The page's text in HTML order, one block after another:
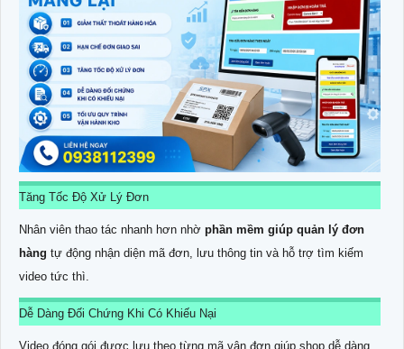
Tăng Tốc Độ Xử Lý Đơn
Nhân viên thao tác nhanh hơn nhờ phần mềm giúp quản lý đơn
hàng tự động nhận diện mã đơn, lưu thông tin và hỗ trợ tìm kiếm
video tức thì.
Dễ Dàng Đối Chứng Khi Có Khiếu Nại
Video đóng gói được lưu theo từng mã vận đơn giúp shop dễ dàng